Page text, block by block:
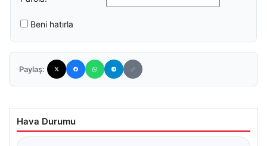
Beni hatırla
Paylaş:
Hava Durumu